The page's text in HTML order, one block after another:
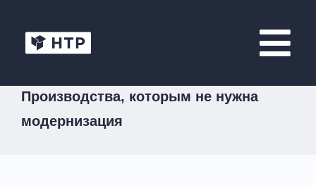
Производства, которым не нужна
модернизация